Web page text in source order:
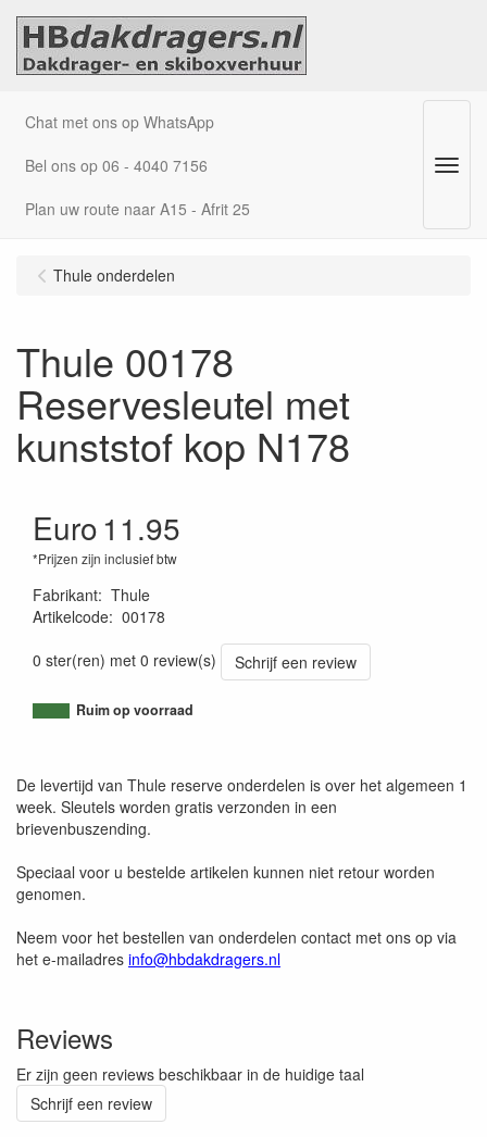
Chat met ons op WhatsApp
Bel ons op 06 - 4040 7156
Plan uw route naar A15 - Afrit 25
Menu
Thule onderdelen
Thule 00178
Reservesleutel met
kunststof kop N178
Euro11.95
*Prijzen zijn inclusief btw
Fabrikant: Thule
Artikelcode: 00178
0 ster(ren) met 0 review(s)
Schrijf een review
Ruim op voorraad
De levertijd van Thule reserve onderdelen is over het algemeen 1
week. Sleutels worden gratis verzonden in een
brievenbuszending.
Speciaal voor u bestelde artikelen kunnen niet retour worden
genomen.
Neem voor het bestellen van onderdelen contact met ons op via
het e-mailadres info@hbdakdragers.nl
Reviews
Er zijn geen reviews beschikbaar in de huidige taal
Schrijf een review